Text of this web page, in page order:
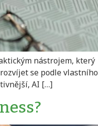
nástrojem, který
se podle vlastního
AI […]